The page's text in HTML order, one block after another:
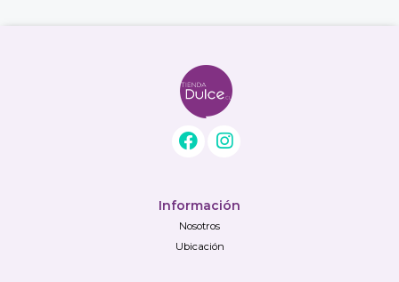
Información
Nosotros
Ubicación